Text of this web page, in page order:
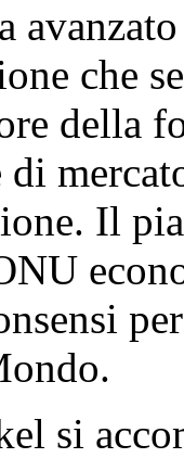
che
della
di
Il
si